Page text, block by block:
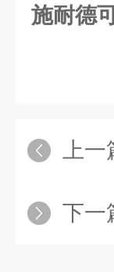
施耐德
上一
下一